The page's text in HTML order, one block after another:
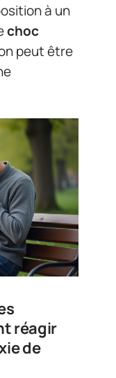
à un
choc
peut être
réagir
de